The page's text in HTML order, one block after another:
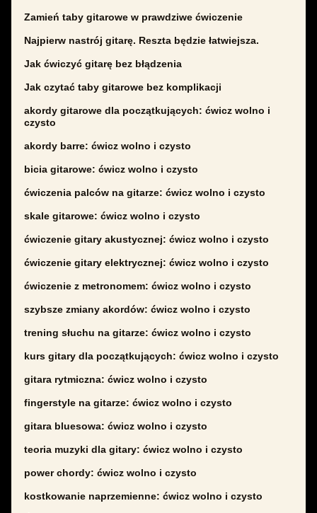
Zamień taby gitarowe w prawdziwe ćwiczenie
Najpierw nastrój gitarę. Reszta będzie łatwiejsza.
Jak ćwiczyć gitarę bez błądzenia
Jak czytać taby gitarowe bez komplikacji
akordy gitarowe dla początkujących: ćwicz wolno i
czysto
akordy barre: ćwicz wolno i czysto
bicia gitarowe: ćwicz wolno i czysto
ćwiczenia palców na gitarze: ćwicz wolno i czysto
skale gitarowe: ćwicz wolno i czysto
ćwiczenie gitary akustycznej: ćwicz wolno i czysto
ćwiczenie gitary elektrycznej: ćwicz wolno i czysto
ćwiczenie z metronomem: ćwicz wolno i czysto
szybsze zmiany akordów: ćwicz wolno i czysto
trening słuchu na gitarze: ćwicz wolno i czysto
kurs gitary dla początkujących: ćwicz wolno i czysto
gitara rytmiczna: ćwicz wolno i czysto
fingerstyle na gitarze: ćwicz wolno i czysto
gitara bluesowa: ćwicz wolno i czysto
teoria muzyki dla gitary: ćwicz wolno i czysto
power chordy: ćwicz wolno i czysto
kostkowanie naprzemienne: ćwicz wolno i czysto